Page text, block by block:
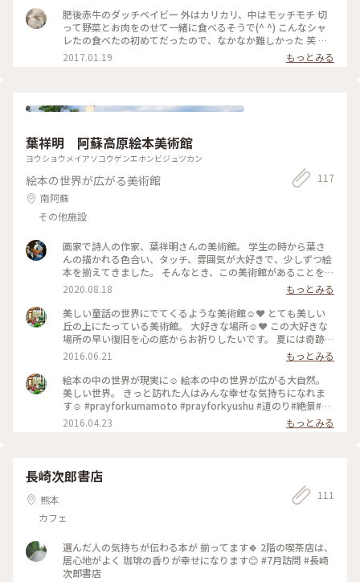
肥後赤牛のダッチベイビー 外はカリカリ、中はモッチモチ 切
って野菜とお肉をのせて一緒に食べるそうで(^ ^) こんなシャ
レたの食べたの初めてだったので、なかなか難しかった 笑 ＊
#阿蘇 #ランチ #カフェ #古民家
2017.01.19 もっとみる
葉祥明 阿蘇高原絵本美術館
ヨウショウメイアソコウゲンエホンビジュツカン
絵本の世界が広がる美術館
南阿蘇
その他施設
117
画家で詩人の作家、葉祥明さんの美術館。 学生の時から葉さ
んの描かれる色合い、タッチ、雰囲気が大好きで、少しずつ絵
本を揃えてきました。 そんなとき、この美術館があることを知
り、やっとここに辿り着きました。 館内でゆっくりと葉さん
の素敵な作品を観たあと、外に出ると…… 広大な阿蘇山が、葉
さんの作品と重なり、自分自身がまるで絵本の世界にいるよう
でした。 カフェも併設され、この風景を見ながらのんびりと
過ごすことができます。絵本やグッズの販売もあります。 #わ
2020.08.18
もっとみる
美しい童話の世界にでてくるような美術館☺︎❤︎ とても美しい
丘の上にたっている美術館。 大好きな場所☺︎❤︎ この大好きな
場所の早い復旧を心の底からお祈りしたいです。 夏には奇跡の
ハチ、ブルービーにも会えますように🌟🌟🌟 #もう一度行きた
い旅#熊本#阿蘇#美術館#大好きな場所#散歩
2016.06.21
もっとみる
絵本の中の世界が現実に☺︎ 絵本の中の世界が広がる大自然。
美しい世界。 きっと訪れた人はみんな幸せな気持ちになれま
す☺︎ #prayforkumamoto #prayforkyushu #道のり#絶景#熊
本#絵本#空#そよぐ
2016.04.23 もっとみる
長崎次郎書店
熊本
カフェ
111
選んだ人の気持ちが伝わる本が 揃ってます🍀 2階の喫茶店は、
居心地がよく 珈琲の香りが幸せになります😊 #7月訪問 #長崎
次郎書店